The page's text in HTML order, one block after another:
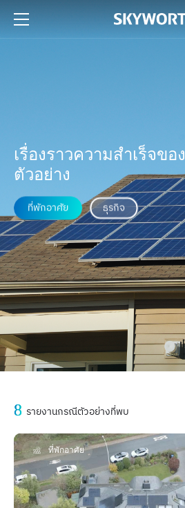
เรื่องราวความสำเร็จของ
ตัวอย่าง
ที่พักอาศัย ธุรกิจ
8 รายงานกรณีตัวอย่างที่พบ
ที่พักอาศัย